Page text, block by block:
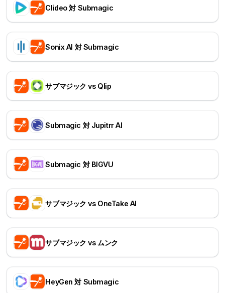
Clideo 対 Submagic
Sonix AI 対 Submagic
サブマジック vs Qlip
Submagic 対 Jupitrr AI
Submagic 対 BIGVU
サブマジック vs OneTake AI
サブマジック vs ムンク
HeyGen 対 Submagic